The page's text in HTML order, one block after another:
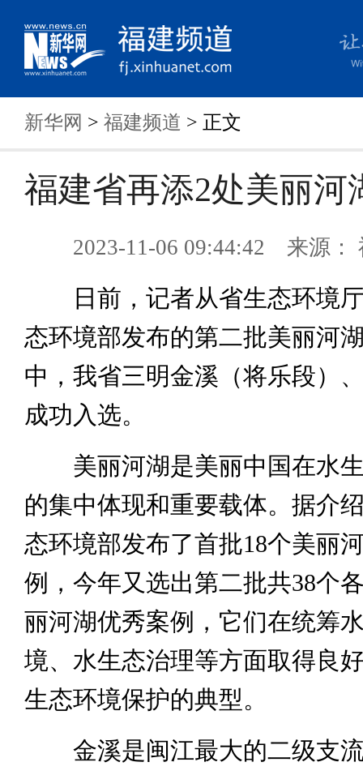
新华网 > 福建频道 > 正文
福建省再添2处美丽河
2023-11-06 09:44:42 来源：
日前，记者从省生态环境厅
态环境部发布的第二批美丽河
中，我省三明金溪（将乐段）
成功入选。
美丽河湖是美丽中国在水生
的集中体现和重要载体。据介
态环境部发布了首批18个美丽
例，今年又选出第二批共38个
丽河湖优秀案例，它们在统筹
境、水生态治理等方面取得良
生态环境保护的典型。
金溪是闽江最大的二级支流